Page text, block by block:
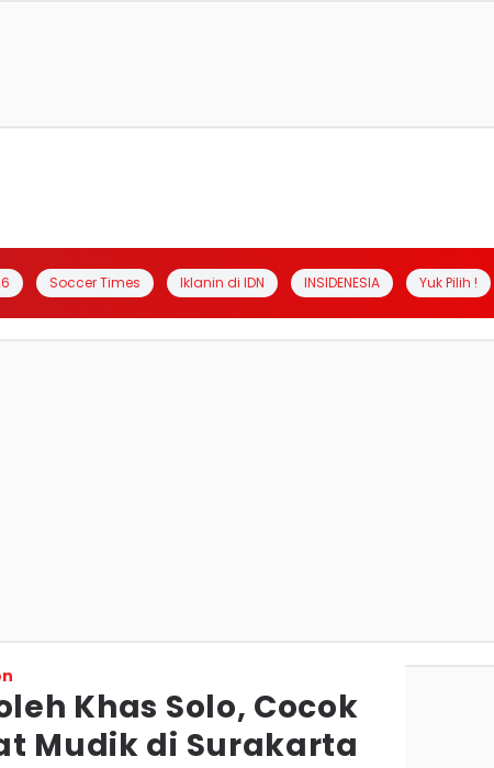
Soccer Times Iklanin di IDN INSIDENESIA Yuk Pilih !
Khas Solo, Cocok
Mudik di Surakarta